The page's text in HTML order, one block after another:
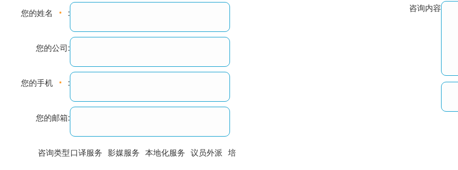
您的姓名 :
您的公司:
您的手机 :
您的邮箱:
咨询类型口译服务 影媒服务 本地化服务 议员外派 培
咨询内容